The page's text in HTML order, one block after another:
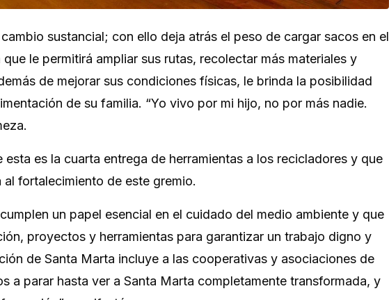
sustancial; con ello deja atrás el peso de cargar sacos en el
le permitirá ampliar sus rutas, recolectar más materiales y
de mejorar sus condiciones físicas, le brinda la posibilidad
de su familia. “Yo vivo por mi hijo, no por más nadie.
es la cuarta entrega de herramientas a los recicladores y que
fortalecimiento de este gremio.
un papel esencial en el cuidado del medio ambiente y que
proyectos y herramientas para garantizar un trabajo digno y
de Santa Marta incluye a las cooperativas y asociaciones de
a parar hasta ver a Santa Marta completamente transformada, y